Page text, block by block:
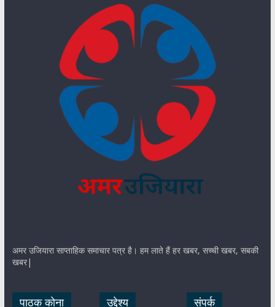
अमर उजियारा साप्ताहिक समाचार पत्र है। हम लाते हैं हर खबर, सच्ची खबर, सबकी
खबर|
पाठक कोना उद्देश्य संपर्क